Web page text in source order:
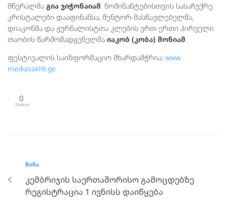
მწერალმა გია ჯიჭონაიამ . ნომინანტებისთვის სასაჩუქრე
კრისტალები დააფინანსა, მენტორ-მასწავლებელმა,
დიაკონმა და ჟურნალისტთა კლუბის ერთ-ერთი პირველი
თაობის წარმომადგენელმა იაკობ (კობა) შონიამ
ფესტივალის საინფორმაციო მხარდამჭრია: www.
mediasakhli.ge
0
Shares
ᲬᲘᲜᲐ
კემბრიჯის საერთაშორისო გამოცდებზე
რეგისტრაცია 1 ივნისს დაიწყება